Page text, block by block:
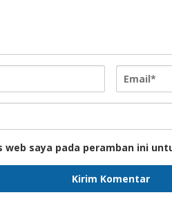
web saya pada peramban ini